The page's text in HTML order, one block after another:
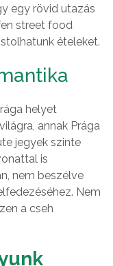
egy rövid utazás
street food
ételeket.
helyet
annak Prága
jegyek szinte
is
nem beszélve
Nem
a cseh